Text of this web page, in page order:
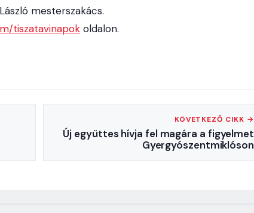
mesterszakács.
tiszatavinapok oldalon.
KÖVETKEZŐ CIKK →
Új együttes hívja fel magára a figyelmet
Gyergyószentmiklóson